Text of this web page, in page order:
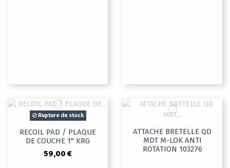
Rupture de stock
RECOIL PAD / PLAQUE
DE COUCHE 1" KRG
59,00 €
ATTACHE BRETELLE QD
MDT M-LOK ANTI
ROTATION 103276